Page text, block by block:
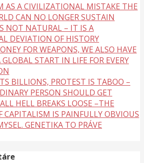
AS A CIVILIZATIONAL MISTAKE THE
CAN NO LONGER SUSTAIN
NOT NATURAL – IT IS A
DEVIATION OF HISTORY
FOR WEAPONS, WE ALSO HAVE
START IN LIFE FOR EVERY
BILLIONS, PROTEST IS TABOO –
PERSON SHOULD GET
HELL BREAKS LOOSE –THE
CAPITALISM IS PAINFULLY OBVIOUS
GENETIKA TO PRÁVE